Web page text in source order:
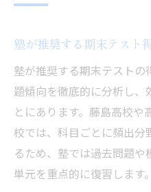
塾が推奨する期末テスト
塾が推奨する期末テスト
題傾向を徹底的に分析し、
とにあります。藤島高校
校では、科目ごとに頻出
るため、塾では過去問題
単元を重点的に復習します。